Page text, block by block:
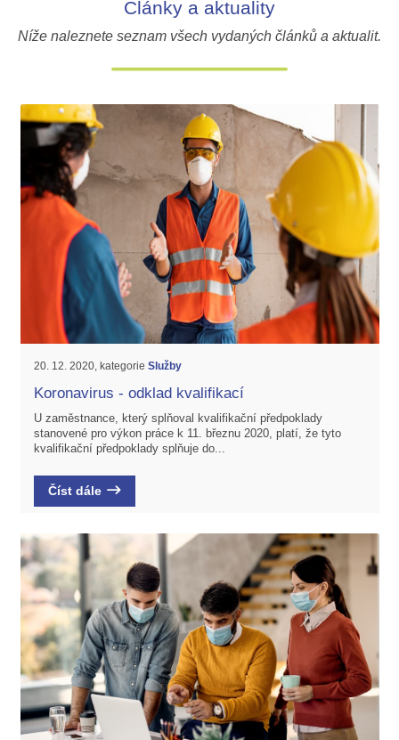
Články a aktuality
Níže naleznete seznam všech vydaných článků a aktualit.
20. 12. 2020, kategorie Služby
Koronavirus - odklad kvalifikací
U zaměstnance, který splňoval kvalifikační předpoklady
stanovené pro výkon práce k 11. březnu 2020, platí, že tyto
kvalifikační předpoklady splňuje do...
Číst dále